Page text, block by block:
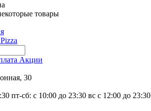
товары
Акции
30
пт-сб: c 10:00 до 23:30 вс с 12:00 до 23:30